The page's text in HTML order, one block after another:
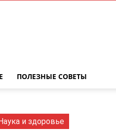
ПОЛЕЗНЫЕ СОВЕТЫ
и здоровье